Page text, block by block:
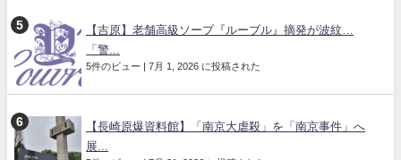
【吉原】老舗高級ソープ『ルーブル』摘発が波紋…
「警...
5件のビュー | 7月 1, 2026 に投稿された
【長崎原爆資料館】「南京大虐殺」を「南京事件」へ
展...